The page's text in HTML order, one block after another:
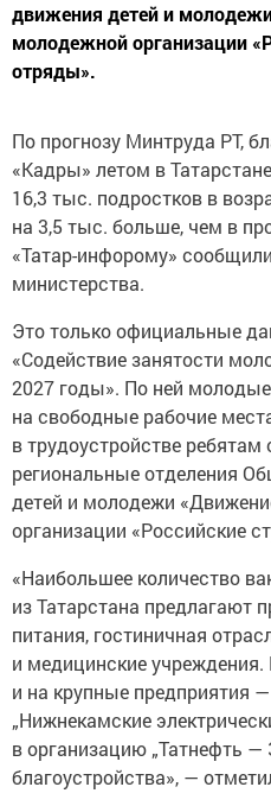
движения детей и
молодежной организации
отряды».
По прогнозу Минтруда РТ,
«Кадры» летом в
16,3 тыс. подростков в
на 3,5 тыс. больше, чем в
«Татар-инфорому»
министерства.
Это только официальные
«Содействие занятости
2027 годы». По ней
на свободные рабочие
в трудоустройстве
региональные отделения
детей и молодежи
организации «Российские
«Наибольшее количество
из Татарстана предлагают
питания, гостиничная
и медицинские
и на крупные предприятия
„Нижнекамские
в организацию „Татнефть
благоустройства», —